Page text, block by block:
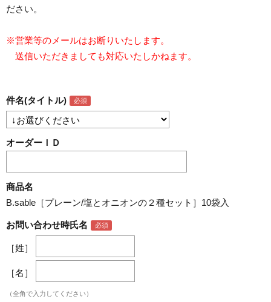
ださい。
※営業等のメールはお断りいたします。
送信いただきましても対応いたしかねます。
件名(タイトル)
オーダーＩＤ
商品名
B.sable［プレーン/塩とオニオンの２種セット］10袋入
お問い合わせ時氏名
［姓］
［名］
（全角で入力してください）